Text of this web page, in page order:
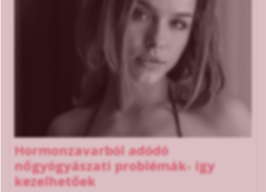
Hormonzavarból adódó
nőgyógyászati problémák- így
kezelhetőek